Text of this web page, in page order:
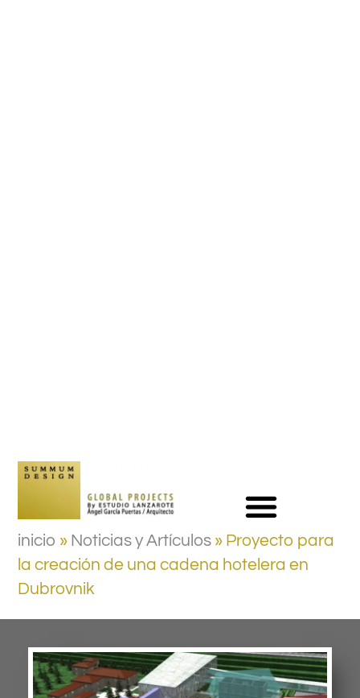
inicio » Noticias y Artículos » Proyecto para
la creación de una cadena hotelera en
Dubrovnik